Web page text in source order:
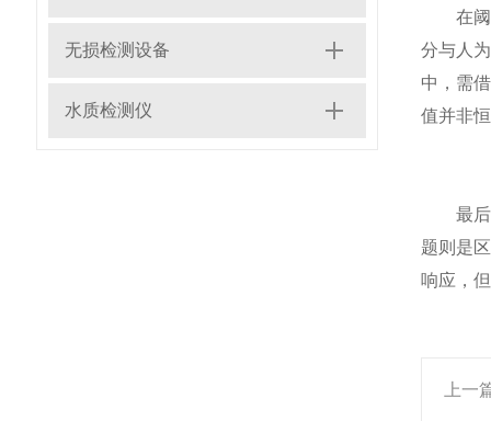
无损检测设备
水质检测仪
在阈值
分与人
中，需
值并非
最后，
题则是
响应，
上一